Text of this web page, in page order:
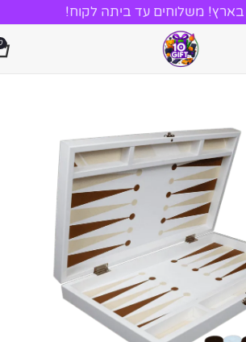
משלוחים עד ביתה לקוח!